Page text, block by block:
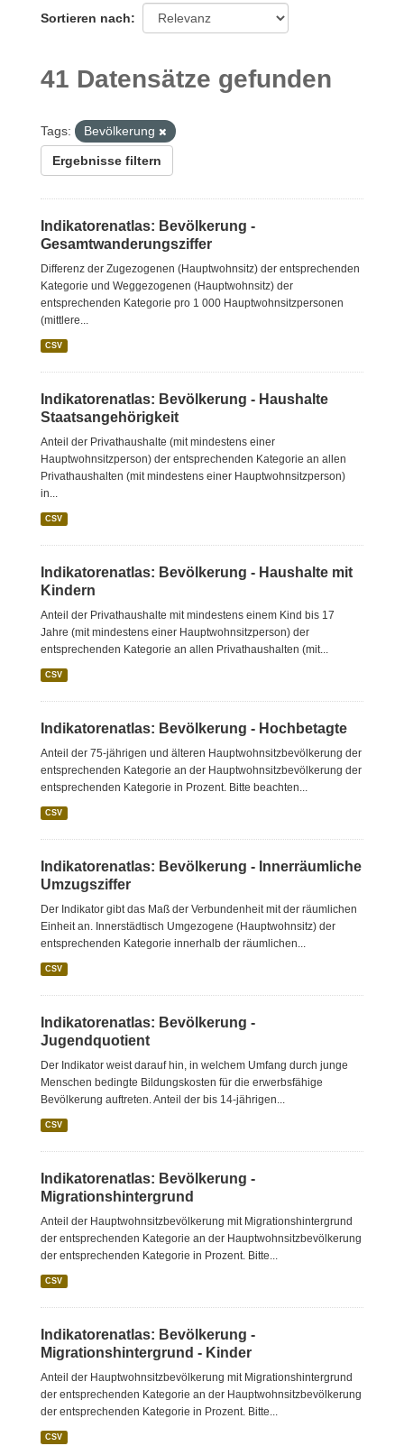
Sortieren nach
41 Datensätze gefunden
Tags: Bevölkerung
Ergebnisse filtern
Indikatorenatlas: Bevölkerung -
Gesamtwanderungsziffer
Differenz der Zugezogenen (Hauptwohnsitz) der entsprechenden
Kategorie und Weggezogenen (Hauptwohnsitz) der
entsprechenden Kategorie pro 1 000 Hauptwohnsitzpersonen
(mittlere...
CSV
Indikatorenatlas: Bevölkerung - Haushalte
Staatsangehörigkeit
Anteil der Privathaushalte (mit mindestens einer
Hauptwohnsitzperson) der entsprechenden Kategorie an allen
Privathaushalten (mit mindestens einer Hauptwohnsitzperson)
in...
CSV
Indikatorenatlas: Bevölkerung - Haushalte mit
Kindern
Anteil der Privathaushalte mit mindestens einem Kind bis 17
Jahre (mit mindestens einer Hauptwohnsitzperson) der
entsprechenden Kategorie an allen Privathaushalten (mit...
CSV
Indikatorenatlas: Bevölkerung - Hochbetagte
Anteil der 75-jährigen und älteren Hauptwohnsitzbevölkerung der
entsprechenden Kategorie an der Hauptwohnsitzbevölkerung der
entsprechenden Kategorie in Prozent. Bitte beachten...
CSV
Indikatorenatlas: Bevölkerung - Innerräumliche
Umzugsziffer
Der Indikator gibt das Maß der Verbundenheit mit der räumlichen
Einheit an. Innerstädtisch Umgezogene (Hauptwohnsitz) der
entsprechenden Kategorie innerhalb der räumlichen...
CSV
Indikatorenatlas: Bevölkerung -
Jugendquotient
Der Indikator weist darauf hin, in welchem Umfang durch junge
Menschen bedingte Bildungskosten für die erwerbsfähige
Bevölkerung auftreten. Anteil der bis 14-jährigen...
CSV
Indikatorenatlas: Bevölkerung -
Migrationshintergrund
Anteil der Hauptwohnsitzbevölkerung mit Migrationshintergrund
der entsprechenden Kategorie an der Hauptwohnsitzbevölkerung
der entsprechenden Kategorie in Prozent. Bitte...
CSV
Indikatorenatlas: Bevölkerung -
Migrationshintergrund - Kinder
Anteil der Hauptwohnsitzbevölkerung mit Migrationshintergrund
der entsprechenden Kategorie an der Hauptwohnsitzbevölkerung
der entsprechenden Kategorie in Prozent. Bitte...
CSV